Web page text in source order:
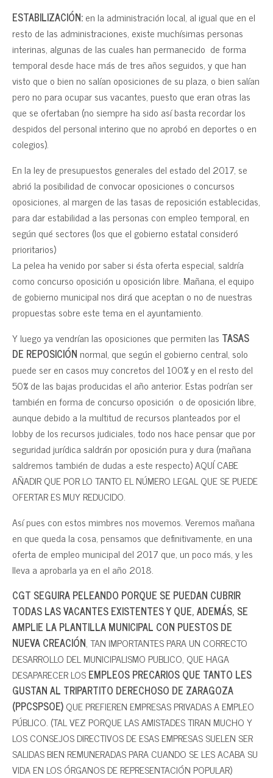
ESTABILIZACIÓN:en la administración local, al igual que en el
resto de las administraciones, existe muchísimas personas
interinas, algunas de las cuales han permanecido de forma
temporal desde hace más de tres años seguidos, y que han
visto que o bien no salían oposiciones de su plaza, o bien salían
pero no para ocupar sus vacantes, puesto que eran otras las
que se ofertaban (no siempre ha sido así basta recordar los
despidos del personal interino que no aprobó en deportes o en
colegios).
En la ley de presupuestos generales del estado del 2017, se
abrió la posibilidad de convocar oposiciones o concursos
oposiciones, al margen de las tasas de reposición establecidas,
para dar estabilidad a las personas con empleo temporal, en
según qué sectores (los que el gobierno estatal consideró
prioritarios)
La pelea ha venido por saber si ésta oferta especial, saldría
como concurso oposición u oposición libre. Mañana, el equipo
de gobierno municipal nos dirá que aceptan o no de nuestras
propuestas sobre este tema en el ayuntamiento.
Y luego ya vendrían las oposiciones que permiten las TASAS
DE REPOSICIÓN normal, que según el gobierno central, solo
puede ser en casos muy concretos del 100% y en el resto del
50% de las bajas producidas el año anterior. Estas podrían ser
también en forma de concurso oposición o de oposición libre,
aunque debido a la multitud de recursos planteados por el
lobby de los recursos judiciales, todo nos hace pensar que por
seguridad jurídica saldrán por oposición pura y dura (mañana
saldremos también de dudas a este respecto) AQUÍ CABE
AÑADIR QUE POR LO TANTO EL NÚMERO LEGAL QUE SE PUEDE
OFERTAR ES MUY REDUCIDO.
Así pues con estos mimbres nos movemos. Veremos mañana
en que queda la cosa, pensamos que definitivamente, en una
oferta de empleo municipal del 2017 que, un poco más, y les
lleva a aprobarla ya en el año 2018.
CGT SEGUIRA PELEANDO PORQUE SE PUEDAN CUBRIR
TODAS LAS VACANTES EXISTENTES Y QUE, ADEMÁS, SE
AMPLIE LA PLANTILLA MUNICIPAL CON PUESTOS DE
NUEVA CREACIÓN, TAN IMPORTANTES PARA UN CORRECTO
DESARROLLO DEL MUNICIPALISMO PUBLICO, QUE HAGA
DESAPARECER LOSEMPLEOS PRECARIOS QUE TANTO LES
GUSTAN AL TRIPARTITO DERECHOSO DE ZARAGOZA
(PPCSPSOE)QUE PREFIEREN EMPRESAS PRIVADAS A EMPLEO
PÚBLICO. (TAL VEZ PORQUE LAS AMISTADES TIRAN MUCHO Y
LOS CONSEJOS DIRECTIVOS DE ESAS EMPRESAS SUELEN SER
SALIDAS BIEN REMUNERADAS PARA CUANDO SE LES ACABA SU
VIDA EN LOS ÓRGANOS DE REPRESENTACIÓN POPULAR)